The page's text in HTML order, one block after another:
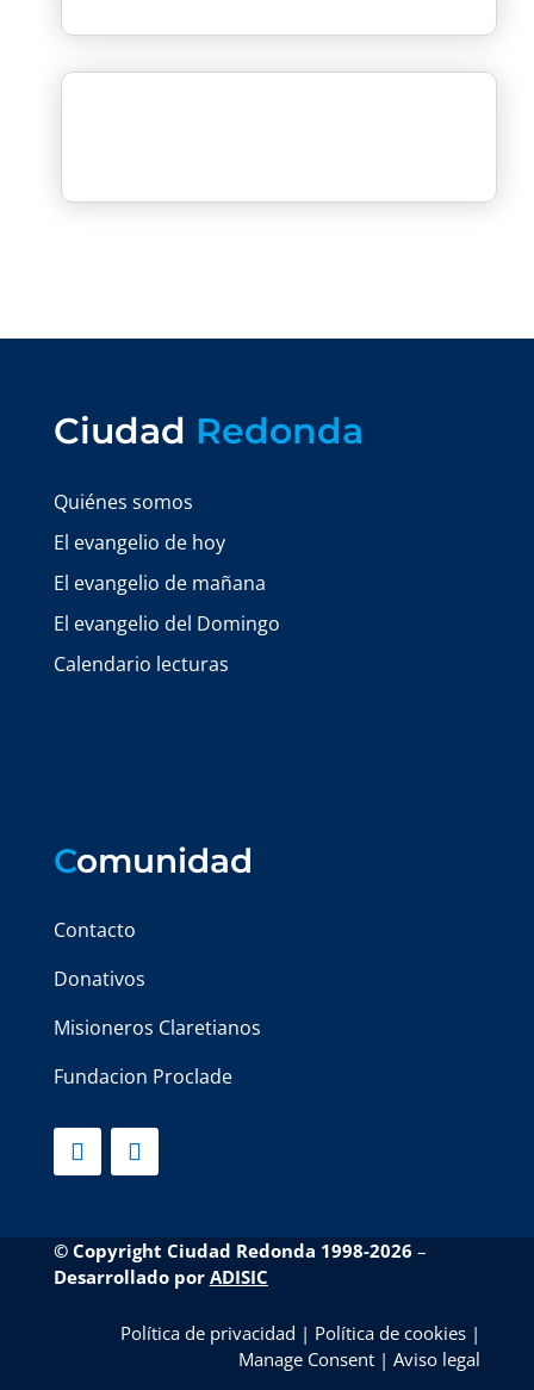
Ciudad Redonda
Quiénes somos
El evangelio de hoy
El evangelio de mañana
El evangelio del Domingo
Calendario lecturas
Comunidad
Contacto
Donativos
Misioneros Claretianos
Fundacion Proclade
© Copyright Ciudad Redonda 1998-2026 –
Desarrollado por ADISIC
Política de privacidad | Política de cookies |
Manage Consent |Aviso legal